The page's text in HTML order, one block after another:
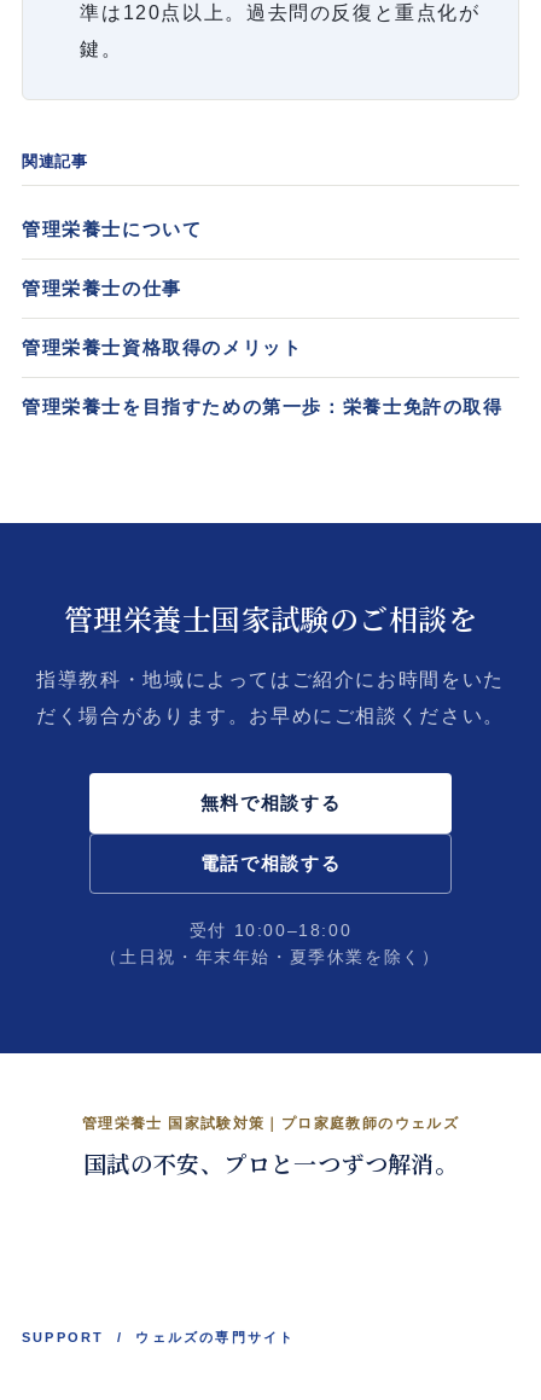
準は120点以上。過去問の反復と重点化が
鍵。
関連記事
管理栄養士について
管理栄養士の仕事
管理栄養士資格取得のメリット
管理栄養士を目指すための第一歩：栄養士免許の取得
管理栄養士国家試験のご相談を
指導教科・地域によってはご紹介にお時間をいた
だく場合があります。お早めにご相談ください。
無料で相談する
電話で相談する
受付 10:00–18:00
（土日祝・年末年始・夏季休業を除く）
管理栄養士 国家試験対策｜プロ家庭教師のウェルズ
国試の不安、プロと一つずつ解消。
管理栄養士国試、合格まで。
くわしく見る →
SUPPORT / ウェルズの専門サイト